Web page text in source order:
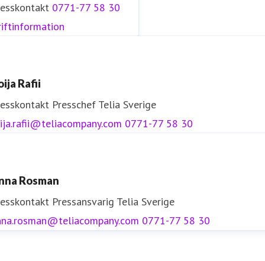
0771-77 58 30
Rafii
Presschef Telia Sverige
0771-77 58 30
Rosman
Pressansvarig Telia Sverige
0771-77 58 30